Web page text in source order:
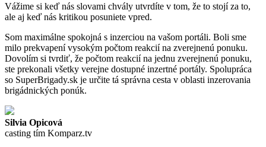
Vážime si keď nás slovami chvály utvrdíte v tom, že to stojí za to,
ale aj keď nás kritikou posuniete vpred.
Som maximálne spokojná s inzerciou na vašom portáli. Boli sme
milo prekvapení vysokým počtom reakcií na zverejnenú ponuku.
Dovolím si tvrdiť, že počtom reakcií na jednu zverejnenú ponuku,
ste prekonali všetky verejne dostupné inzertné portály. Spolupráca
so SuperBrigady.sk je určite tá správna cesta v oblasti inzerovania
brigádnických ponúk.
Silvia Opicová
casting tím Komparz.tv